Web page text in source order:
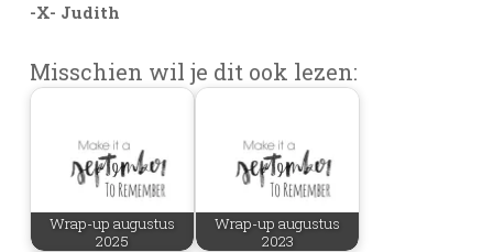
-X- Judith
Misschien wil je dit ook lezen:
Wrap-up augustus
2025
Wrap-up augustus
2023